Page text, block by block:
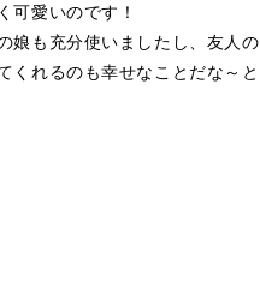
可愛いのです！
娘も充分使いましたし、友人の
くれるのも幸せなことだな～と